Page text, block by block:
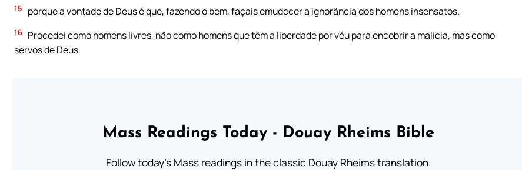
15 porque a vontade de Deus é que, fazendo o bem, façais emudecer a ignorância dos homens insensatos.
16 Procedei como homens livres, não como homens que têm a liberdade por véu para encobrir a malícia, mas como
servos de Deus.
Mass Readings Today - Douay Rheims Bible
Follow today's Mass readings in the classic Douay Rheims translation.